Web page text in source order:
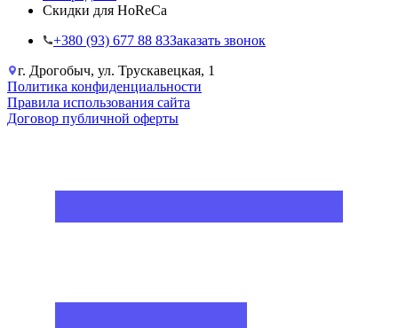
Скидки для HoReCa
+38‎0 (93) 677 88 83Заказать звонок
г. Дрогобыч, ул. Трускавецкая, 1
Политика конфиденциальности
Правила использования сайта
Договор публичной оферты